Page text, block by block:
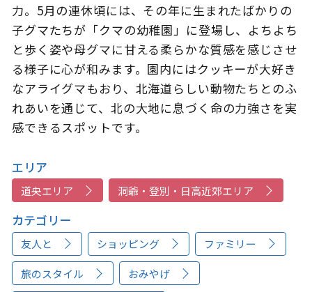
力。5月の連休頃には、その年に生まれたばかりの
子グマたちが「クマの幼稚園」に登場し、よちよち
と歩く姿や母グマに甘える柔らかな質感を感じさせ
る様子に心が和みます。園内にはクッキーが大好き
なアライグマもおり、北海道らしい動物たちとのふ
れあいを通じて、北の大地に息づく命の力強さを実
感できるスポットです。
エリア
道央エリア 洞爺・登別・日高近郊エリア
カテゴリー
友人と ショッピング ファミリー
旅のスタイル おみやげ